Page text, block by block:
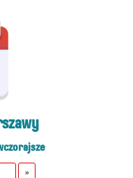
submit